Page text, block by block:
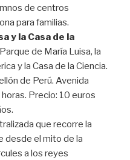
de centros
para familias.
y la Casa de la
de María Luisa, la
y la Casa de la Ciencia.
de Perú. Avenida
Precio: 10 euros
que recorre la
desde el mito de la
a los reyes